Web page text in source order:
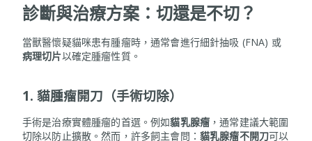
診斷與治療方案：切還是不切？
當獸醫懷疑貓咪患有腫瘤時，通常會進行細針抽吸 (FNA) 或
病理切片以確定腫瘤性質。
1. 貓腫瘤開刀（手術切除）
手術是治療實體腫瘤的首選。例如貓乳腺瘤 ，通常建議大範圍
切除以防止擴散。然而，許多飼主會問： 貓乳腺瘤不開刀可以